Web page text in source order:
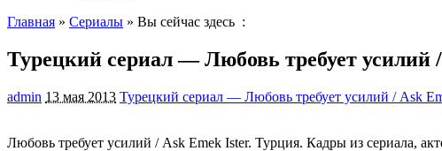
Главная » Сериалы » Вы сейчас здесь :
Турецкий сериал — Любовь требует усилий
admin 13 мая 2013 Турецкий сериал — Любовь требует усилий / Ask
Любовь требует усилий / Ask Emek Ister. Турция. Кадры из сериала,